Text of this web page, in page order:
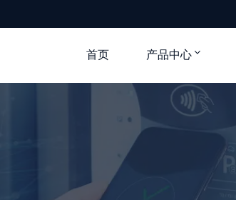
首页 产品中心